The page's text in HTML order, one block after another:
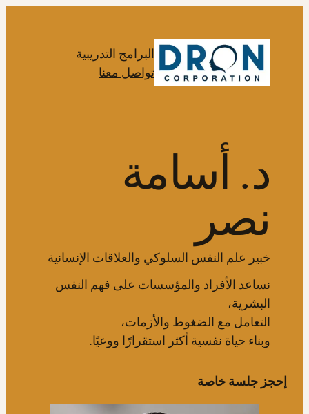
البرامج التدريبية
تواصل معنا
د. أسامة
نصر
خبير علم النفس السلوكي والعلاقات الإنسانية
نساعد الأفراد والمؤسسات على فهم النفس
البشرية،
التعامل مع الضغوط والأزمات،
وبناء حياة نفسية أكثر استقرارًا ووعيًا.
إحجز جلسة خاصة